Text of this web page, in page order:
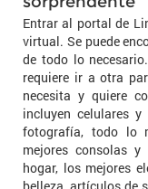
Entrar al portal de
virtual. Se puede
de todo lo
requiere ir a otra
necesita y quiere
incluyen celulares
fotografía, todo lo
mejores consolas
hogar, los mejores